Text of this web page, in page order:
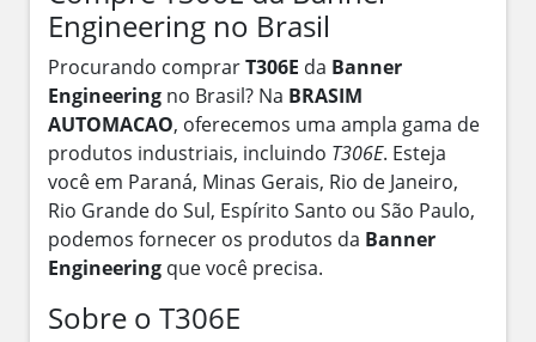
Engineering no Brasil
Procurando comprarT306E da Banner
Engineering no Brasil? Na BRASIM
AUTOMACAO, oferecemos uma ampla gama de
produtos industriais, incluindo T306E. Esteja
você em Paraná, Minas Gerais, Rio de Janeiro,
Rio Grande do Sul, Espírito Santo ou São Paulo,
podemos fornecer os produtos da Banner
Engineering que você precisa.
Sobre o T306E